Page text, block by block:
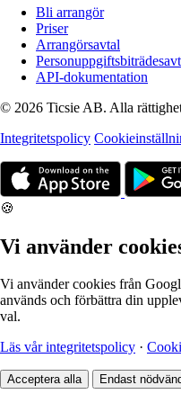
Bli arrangör
Priser
Arrangörsavtal
API-dokumentation
© 2026 Ticsie AB. Alla
Integritetspolicy
🍪
Vi använder
Vi använder cookies från
används och förbättra din
val.
Läs vår integritetspolicy ·
Acceptera alla Endast